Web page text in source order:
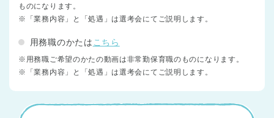
ものになります。
※「業務内容」と「処遇」は選考会にてご説明します。
用務職のかたはこちら
※用務職ご希望のかたの動画は非常勤保育職のものになります。
※「業務内容」と「処遇」は選考会にてご説明します。